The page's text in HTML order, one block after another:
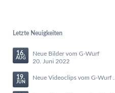
Letzte Neuigkeiten
16.
AUG
Neue Bilder vom G-Wurf
20. Juni 2022
19.
JUN
Neue Videoclips vom G-Wurf ...